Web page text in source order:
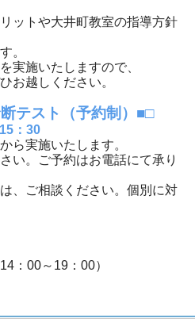
ットや大井町教室の指導方針
。
実施いたしますので、
お越しください。
テスト（予約制）■□
：30
ら実施いたします。
い。ご予約はお電話にて承り
、ご相談ください。個別に対
：00～19：00）